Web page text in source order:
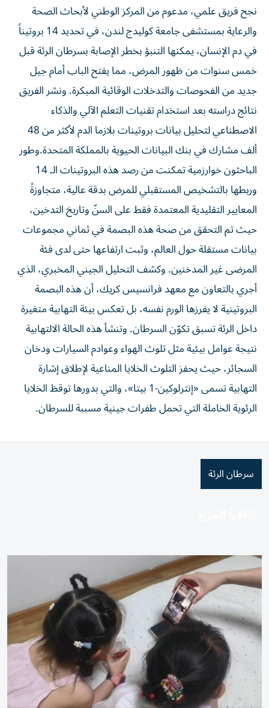
نجح فريق علمي، مدعوم من المركز الوطني لأبحاث الصحة
والرعاية بمستشفى جامعة كوليدج لندن، في تحديد 14 بروتيناً
في دم الإنسان، يمكنها التنبؤ بخطر الإصابة بسرطان الرئة قبل
خمس سنوات من ظهور المرض، مما يفتح الباب أمام جيل
جديد من الفحوصات والتدخلات الوقائية المبكرة. ونشر الفريق
نتائج دراسته بعد استخدام تقنيات التعلم الآلي والذكاء
الاصطناعي لتحليل بيانات بروتينات بلازما الدم لأكثر من 48
ألف مشارك في بنك البيانات الحيوية بالمملكة المتحدة.وطور
الباحثون خوارزمية تمكنت من رصد هذه البروتينات الـ 14
وربطها بالتشخيص المستقبلي للمرض بدقة عالية، متجاوزةً
المعايير التقليدية المعتمدة فقط على السنّ وتاريخ التدخين،
حيث تم التحقق من صحة هذه البصمة في ثماني مجموعات
بيانات مستقلة حول العالم، وثبت ارتفاعها حتى لدى فئة
المرضى غير المدخنين. وكشف التحليل الجيني المخبري، الذي
أجري بالتعاون مع معهد فرانسيس كريك، أن هذه البصمة
البروتينية لا يفرزها الورم نفسه، بل تعكس بيئة التهابية متغيرة
داخل الرئة تسبق تكوّن السرطان. وتنشأ هذه الحالة الالتهابية
نتيجة عوامل بيئية مثل تلوث الهواء وعوادم السيارات ودخان
السجائر، حيث يحفز التلوث الخلايا المناعية لإطلاق إشارة
التهابية تسمى «إنترلوكين-1 بيتا»، والتي بدورها توقظ الخلايا
الرئوية الخاملة التي تحمل طفرات جينية مسببة للسرطان.
سرطان الرئة